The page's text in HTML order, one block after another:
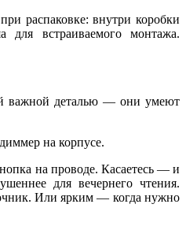
распаковке: внутри коробки
встраиваемого монтажа.
важной деталью — они умеют
на корпусе.
на проводе. Касаетесь — и
для вечернего чтения.
Или ярким — когда нужно